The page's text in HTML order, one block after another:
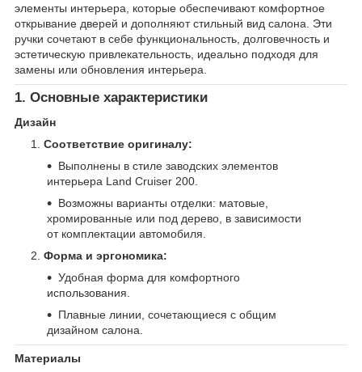
элементы интерьера, которые обеспечивают комфортное
открывание дверей и дополняют стильный вид салона. Эти
ручки сочетают в себе функциональность, долговечность и
эстетическую привлекательность, идеально подходя для
замены или обновления интерьера.
1. Основные характеристики
Дизайн
Соответствие оригиналу:
Выполнены в стиле заводских элементов
интерьера Land Cruiser 200.
Возможны варианты отделки: матовые,
хромированные или под дерево, в зависимости
от комплектации автомобиля.
Форма и эргономика:
Удобная форма для комфортного
использования.
Плавные линии, сочетающиеся с общим
дизайном салона.
Материалы